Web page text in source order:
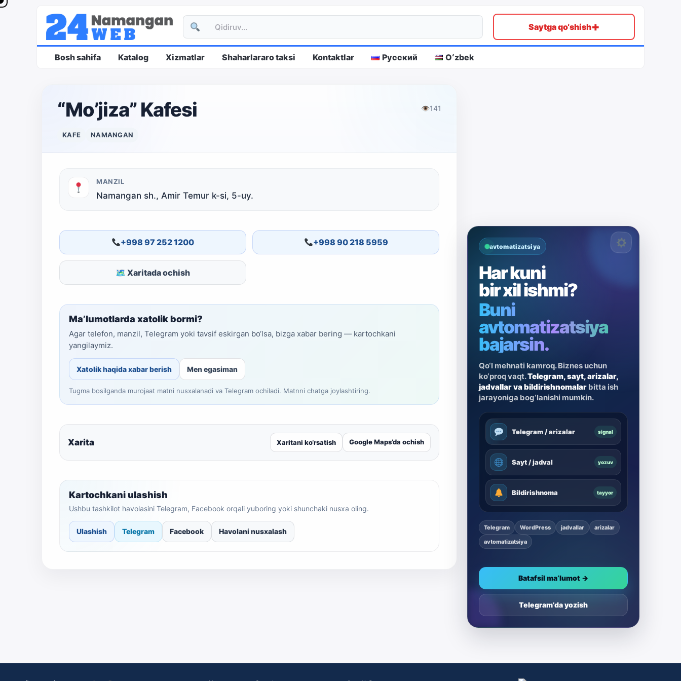
Saytga qo‘shish+
Bosh sahifa Katalog Xizmatlar Shaharlararo taksi Kontaktlar Русский Oʻzbek
“Mo’jiza” Kafesi 👁141
KAFE NAMANGAN
MANZIL
Namangan sh., Amir Temur k-si, 5-uy.
+998 97 252 1200 +998 90 218 5959
🗺 Xaritada ochish
Ma’lumotlarda xatolik bormi?
Agar telefon, manzil, Telegram yoki tavsif eskirgan bo‘lsa, bizga xabar bering — kartochkani
yangilaymiz.
Xatolik haqida xabar berish Men egasiman
Tugma bosilganda murojaat matni nusxalanadi va Telegram ochiladi. Matnni chatga joylashtiring.
Xarita Xaritani ko‘rsatish Google Maps’da ochish
Kartochkani ulashish
Ushbu tashkilot havolasini Telegram, Facebook orqali yuboring yoki shunchaki nusxa oling.
Ulashish Telegram Facebook Havolani nusxalash
avtomatizatsiya
Har kuni
bir xil ishmi?
Buni
avtomatizatsiya
bajarsin.
Qo‘l mehnati kamroq. Biznes uchun
ko‘proq vaqt.Telegram, sayt, arizalar,
jadvallar va bildirishnomalar bitta ish
jarayoniga bog‘lanishi mumkin.
Telegram / arizalar signal
Sayt / jadval yozuv
Bildirishnoma tayyor
Telegram WordPress jadvallar
arizalar
avtomatizatsiya
Batafsil ma’lumot →
Telegram’da yozish